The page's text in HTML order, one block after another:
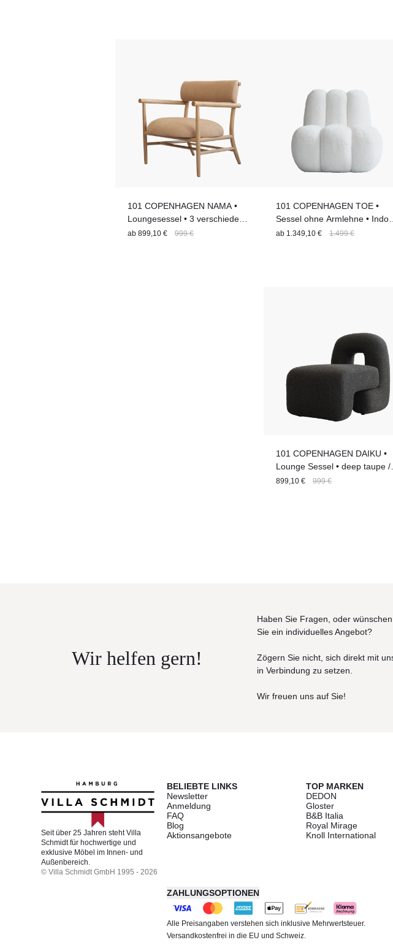
101 COPENHAGEN NAMA •
Loungesessel • 3 verschiedene
Varianten
ab 899,10 € 999 €
101 COPENHAGEN TOE •
Sessel ohne Armlehne • Indoor
oder Outdoor • 9 verschiedene
ab 1.349,10 € 1.499 €
101 COPENHAGEN DAIKU •
Lounge Sessel • deep taupe /
dunkelgrau
899,10 € 999 €
Wir helfen gern!
Haben Sie Fragen, oder wünschen
Sie ein individuelles Angebot?
Zögern Sie nicht, sich direkt mit
in Verbindung zu setzen.
Wir freuen uns auf Sie!
Seit über 25 Jahren steht Villa
Schmidt für hochwertige und
exklusive Möbel im Innen- und
Außenbereich.
© Villa Schmidt GmbH 1995 - 2026
BELIEBTE LINKS
Newsletter
Anmeldung
FAQ
Blog
Aktionsangebote
TOP MARKEN
DEDON
Gloster
B&B Italia
Royal Mirage
Knoll International
ZAHLUNGSOPTIONEN
Alle Preisangaben verstehen sich inklusive Mehrwertsteuer.
Versandkostenfrei in die EU und Schweiz.